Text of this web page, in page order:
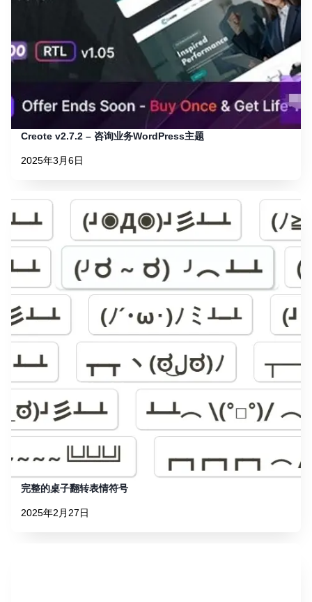
Creote v2.7.2 – 咨询业务WordPress主题
2025年3月6日
完整的桌子翻转表情符号
2025年2月27日